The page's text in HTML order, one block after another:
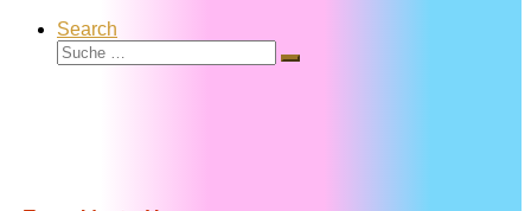
Search
Suche
Suche